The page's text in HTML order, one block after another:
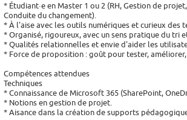
* Étudiant·e en Master 1 ou 2 (RH, Gestion de
Conduite du changement).
* À l'aise avec les outils numériques et curieux des
* Organisé, rigoureux, avec un sens pratique du tri
* Qualités relationnelles et envie d'aider les
* Force de proposition : goût pour tester,
Compétences attendues
Techniques
* Connaissance de Microsoft 365 (SharePoint,
* Notions en gestion de projet.
* Aisance dans la création de supports